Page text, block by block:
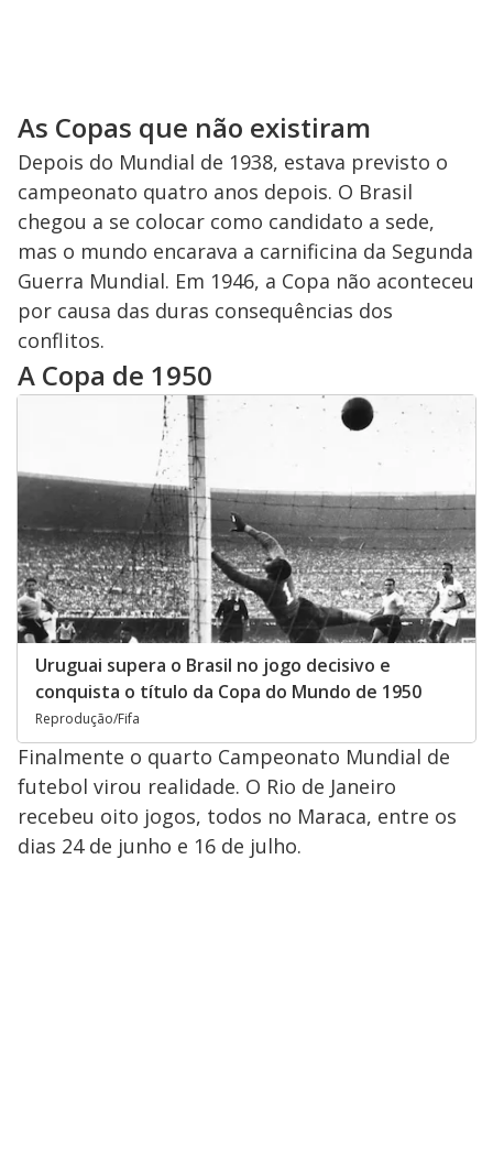
As Copas que não existiram
Depois do Mundial de 1938, estava previsto o
campeonato quatro anos depois. O Brasil
chegou a se colocar como candidato a sede,
mas o mundo encarava a carnificina da Segunda
Guerra Mundial. Em 1946, a Copa não aconteceu
por causa das duras consequências dos
conflitos.
A Copa de 1950
Uruguai supera o Brasil no jogo decisivo e
conquista o título da Copa do Mundo de 1950
Reprodução/Fifa
Finalmente o quarto Campeonato Mundial de
futebol virou realidade. O Rio de Janeiro
recebeu oito jogos, todos no Maraca, entre os
dias 24 de junho e 16 de julho.